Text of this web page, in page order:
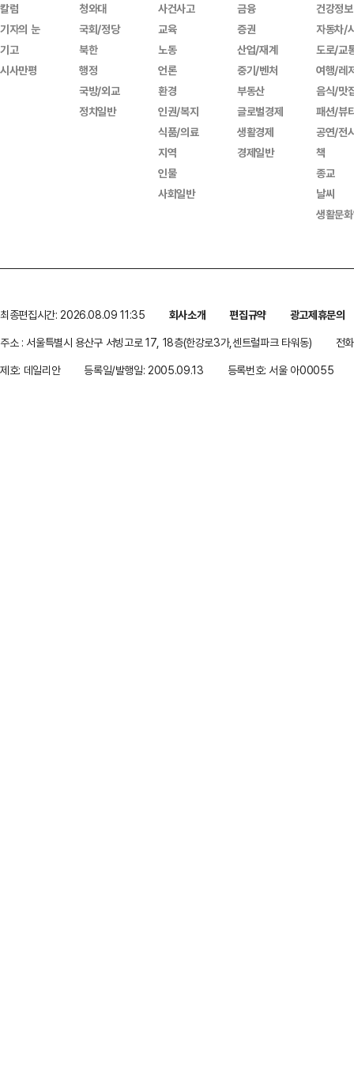
칼럼
기자의 눈
기고
시사만평
청와대
국회/정당
북한
행정
국방/외교
정치일반
사건사고
교육
노동
언론
환경
인권/복지
식품/의료
지역
인물
사회일반
금융
증권
산업/재계
중기/벤처
부동산
글로벌경제
생활경제
경제일반
건강정보
자동차/
도로/교
여행/레
음식/맛
패션/뷰
공연/전
책
종교
날씨
생활문
최종편집시간: 2026.08.09 11:35 회사소개 편집규약
광고제휴문의
주소 : 서울특별시 용산구 서빙고로 17, 18층(한강로3가,센트럴파크 타워동)
전
제호: 데일리안
등록일/발행일: 2005.09.13 등록번호: 서울 아00055